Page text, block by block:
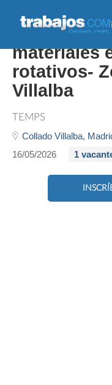
Copy
materiales
rotativos-
Villalba
TEMPS
Collado Villalba,
16/05/2026
1